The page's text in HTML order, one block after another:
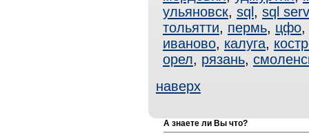
ульяновск, sql , sql
тольятти, пермь, цфо,
иваново, калуга,
орел, рязань,
наверх
А знаете ли Вы что?